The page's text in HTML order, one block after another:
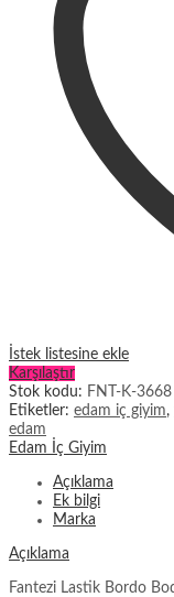
İstek listesine ekle
Karşılaştır
Stok kodu: FNT-K-3668
Etiketler: edam iç giyim,
edam
Edam İç Giyim
Açıklama
Ek bilgi
Marka
Açıklama
Fantezi Lastik Bordo